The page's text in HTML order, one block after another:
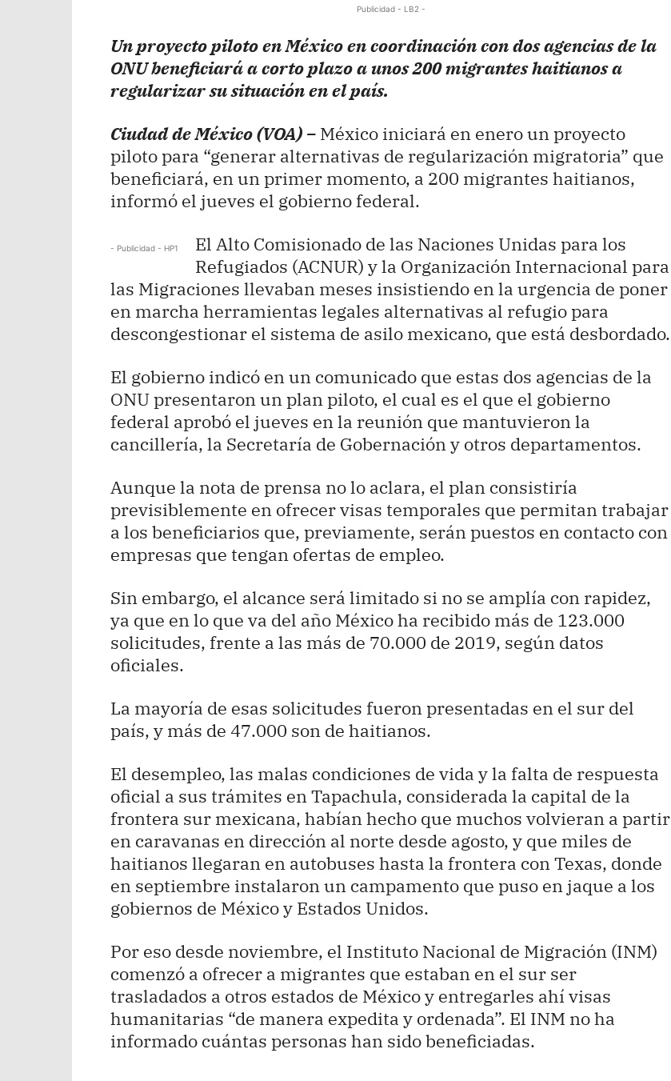
Publicidad - LB2 -
Un proyecto piloto en México en coordinación con dos agencias de la
ONU beneficiará a corto plazo a unos 200 migrantes haitianos a
regularizar su situación en el país.
Ciudad de México (VOA) – México iniciará en enero un proyecto
piloto para “generar alternativas de regularización migratoria” que
beneficiará, en un primer momento, a 200 migrantes haitianos,
informó el jueves el gobierno federal.
- Publicidad - HP1
El Alto Comisionado de las Naciones Unidas para los
Refugiados (ACNUR) y la Organización Internacional para
las Migraciones llevaban meses insistiendo en la urgencia de poner
en marcha herramientas legales alternativas al refugio para
descongestionar el sistema de asilo mexicano, que está desbordado.
El gobierno indicó en un comunicado que estas dos agencias de la
ONU presentaron un plan piloto, el cual es el que el gobierno
federal aprobó el jueves en la reunión que mantuvieron la
cancillería, la Secretaría de Gobernación y otros departamentos.
Aunque la nota de prensa no lo aclara, el plan consistiría
previsiblemente en ofrecer visas temporales que permitan trabajar
a los beneficiarios que, previamente, serán puestos en contacto con
empresas que tengan ofertas de empleo.
Sin embargo, el alcance será limitado si no se amplía con rapidez,
ya que en lo que va del año México ha recibido más de 123.000
solicitudes, frente a las más de 70.000 de 2019, según datos
oficiales.
La mayoría de esas solicitudes fueron presentadas en el sur del
país, y más de 47.000 son de haitianos.
El desempleo, las malas condiciones de vida y la falta de respuesta
oficial a sus trámites en Tapachula, considerada la capital de la
frontera sur mexicana, habían hecho que muchos volvieran a partir
en caravanas en dirección al norte desde agosto, y que miles de
haitianos llegaran en autobuses hasta la frontera con Texas, donde
en septiembre instalaron un campamento que puso en jaque a los
gobiernos de México y Estados Unidos.
Por eso desde noviembre, el Instituto Nacional de Migración (INM)
comenzó a ofrecer a migrantes que estaban en el sur ser
trasladados a otros estados de México y entregarles ahí visas
humanitarias “de manera expedita y ordenada”. El INM no ha
informado cuántas personas han sido beneficiadas.